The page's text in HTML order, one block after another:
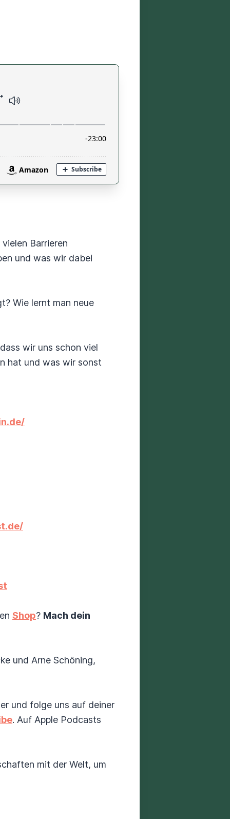
Barrieren
und was wir dabei
Wie lernt man neue
wir uns schon viel
hat und was wir sonst
Shop? Mach dein
und Arne Schöning,
und folge uns auf deiner
. Auf Apple Podcasts
mit der Welt, um